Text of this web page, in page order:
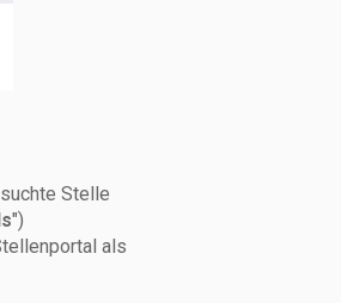
Stelle
")
als